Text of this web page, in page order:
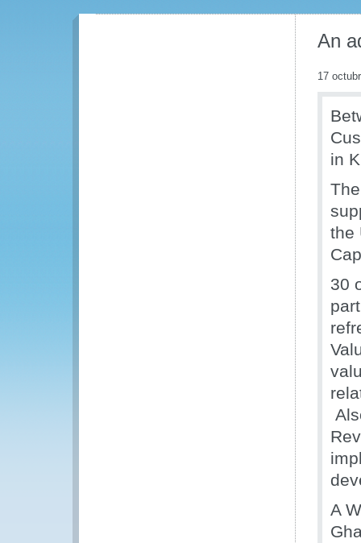
An
17
in
the
30
A